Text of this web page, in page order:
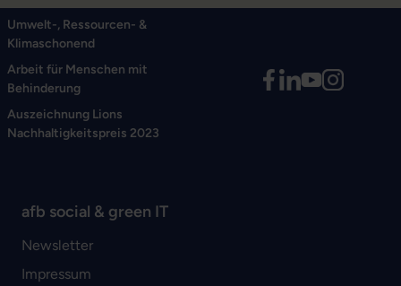
Umwelt-, Ressourcen- &
Klimaschonend
Arbeit für Menschen mit
Behinderung
Auszeichnung Lions
Nachhaltigkeitspreis 2023
afb social & green IT
Newsletter
Impressum